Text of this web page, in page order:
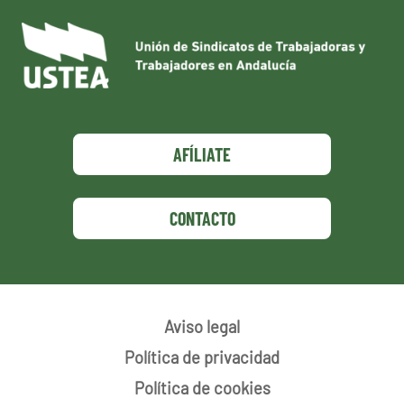
AFÍLIATE
CONTACTO
Aviso legal
Política de privacidad
Política de cookies